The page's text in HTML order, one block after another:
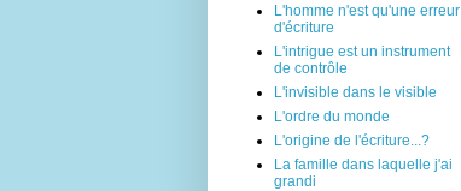
L'homme n'est qu'une erreur
d'écriture
L'intrigue est un instrument
de contrôle
L'invisible dans le visible
L'ordre du monde
L'origine de l'écriture...?
La famille dans laquelle j'ai
grandi